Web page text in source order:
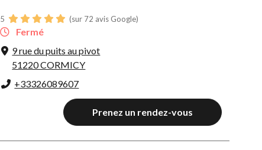
5 (sur 72 avis Google)
Fermé
9 rue du puits au pivot
51220 CORMICY
+33326089607
Prenez un rendez-vous